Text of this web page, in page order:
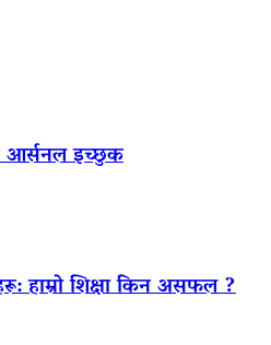
आर्सनल इच्छुक
हाम्रो शिक्षा किन असफल ?